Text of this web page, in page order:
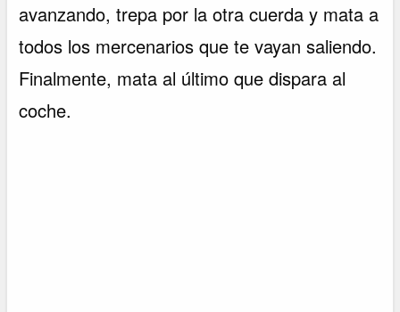
avanzando, trepa por la otra cuerda y mata a
todos los mercenarios que te vayan saliendo.
Finalmente, mata al último que dispara al
coche.